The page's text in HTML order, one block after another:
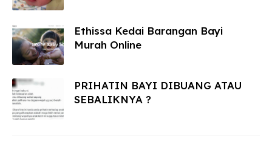
Ethissa Kedai Barangan Bayi
Murah Online
PRIHATIN BAYI DIBUANG ATAU
SEBALIKNYA ?